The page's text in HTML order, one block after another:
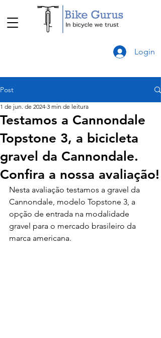
Login
Post
Testamos a Cannondale
Topstone 3, a bicicleta
gravel da Cannondale.
Confira a nossa avaliação!
1 de jun. de 2024 3 min de leitura
Nesta avaliação testamos a gravel da
Cannondale, modelo Topstone 3, a
opção de entrada na modalidade
gravel para o mercado brasileiro da
marca americana.